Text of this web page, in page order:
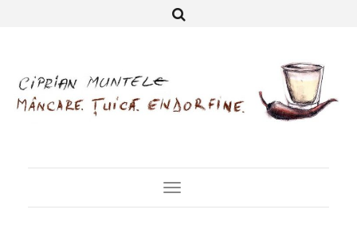
Toggle
Navigation